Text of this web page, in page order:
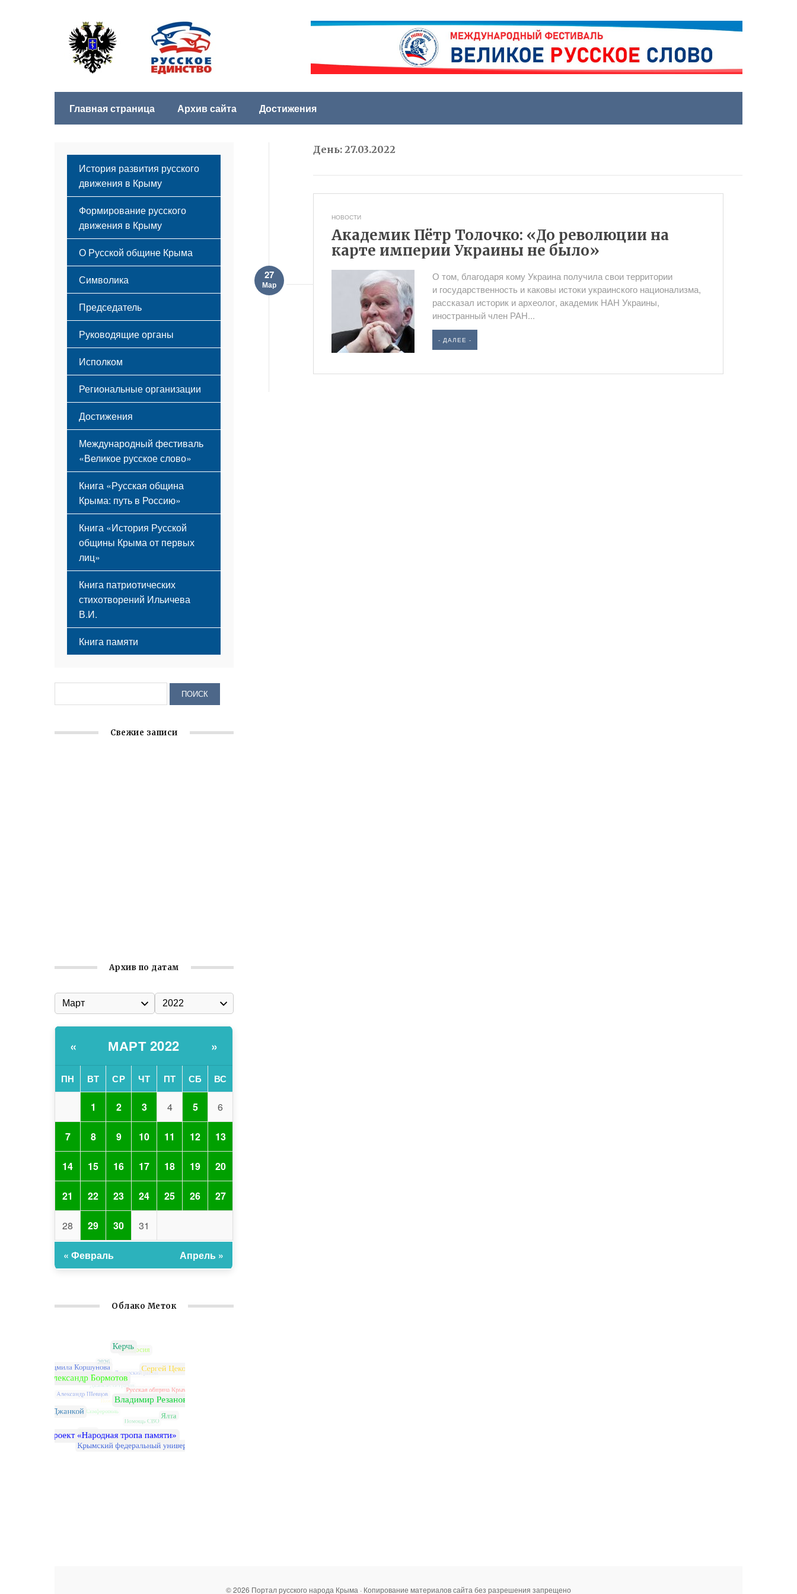
Главная страница Архив сайта Достижения
День:27.03.2022
НОВОСТИ
Академик Пётр Толочко: «До революции на
карте империи Украины не было»
27
Мар
О том, благодаря кому Украина получила свои территории
и государственность и каковы истоки украинского национализма,
рассказал историк и археолог, академик НАН Украины,
иностранный член РАН...
- ДАЛЕЕ -
История развития русского
движения в Крыму
Формирование русского
движения в Крыму
Русский Крым
О Русской общине Крыма
Этапы становления
Принципы деятельности
Структура
Мероприятия
Символика
Флаг
Герб
Гимн
Председатель
Руководящие органы
Исполком
Региональные организации
Достижения
Международный фестиваль
«Великое русское слово»
Книга «Русская община
Крыма: путь в Россию»
Книга «История Русской
общины Крыма от первых
лиц»
Книга патриотических
стихотворений Ильичева
В.И.
Книга памяти
Свежие записи
Архив по датам
« МАРТ 2022 »
ПН ВТ СР ЧТ ПТ СБ ВС
1 2 3 4 5 6
7 8 9 10 11 12 13
14 15 16 17 18 19 20
21 22 23 24 25 26 27
28 29 30 31
« Февраль Апрель »
Облако Меток
© 2026 Портал русского народа Крыма · Копирование материалов сайта без разрешения запрещено